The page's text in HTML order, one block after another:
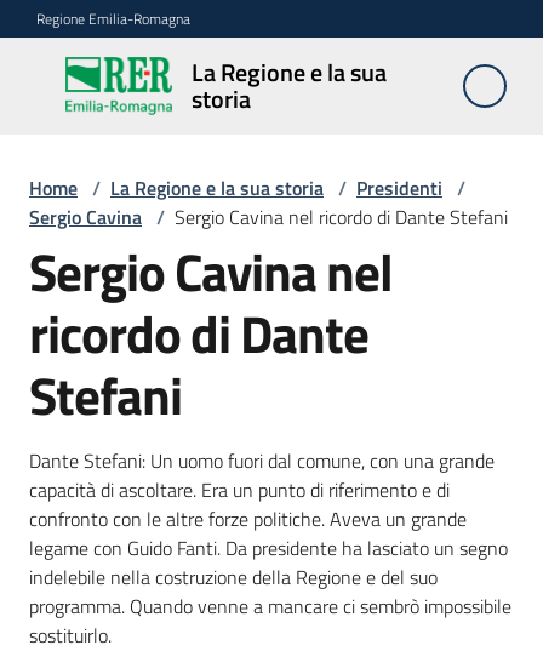
Vai al contenuto
Vai alla navigazione
Vai al footer
Regione Emilia-Romagna
La Regione e la sua
storia
La
Regione
storia
Legislature
Presidenti
Menu selezionato
Archivio
multimediale
Home / La Regione e la sua storia / Presidenti /
Sergio Cavina / Sergio Cavina nel ricordo di Dante Stefani
Sergio Cavina nel
ricordo di Dante
Stefani
Dante Stefani: Un uomo fuori dal comune, con una grande
capacità di ascoltare. Era un punto di riferimento e di
confronto con le altre forze politiche. Aveva un grande
legame con Guido Fanti. Da presidente ha lasciato un segno
indelebile nella costruzione della Regione e del suo
programma. Quando venne a mancare ci sembrò impossibile
sostituirlo.